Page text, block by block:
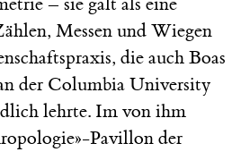
Messen und Wiegen
die auch Boas
der Columbia University
lehrte. Im von ihm
Pavillon der